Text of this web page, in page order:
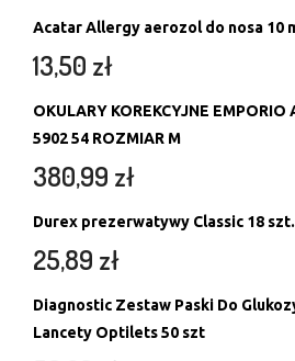
Acatar Allergy aerozol do nosa 10
13,50 zł
OKULARY KOREKCYJNE EMPORIO
5902 54 ROZMIAR M
380,99 zł
Durex prezerwatywy Classic 18 szt.
25,89 zł
Diagnostic Zestaw Paski Do
Lancety Optilets 50 szt